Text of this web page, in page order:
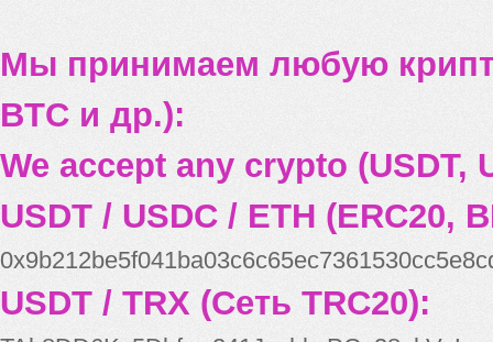
Мы принимаем любую
BTC и др.):
We accept any crypto (USDT,
USDT / USDC / ETH (ERC20,
USDT / TRX (Сеть TRC20):